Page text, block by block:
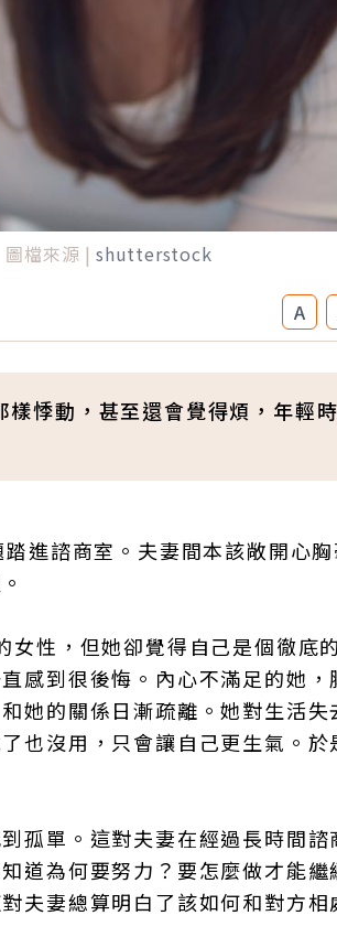
圖檔來源 | shutterstock
A
悸動，甚至還會覺得煩，年輕
進諮商室。夫妻間本該敞開心
性，但她卻覺得自己是個徹底
感到很後悔。內心不滿足的她，
她的關係日漸疏離。她對生活失
也沒用，只會讓自己更生氣。於
孤單。這對夫妻在經過長時間諮
道為何要努力？要怎麼做才能
夫妻總算明白了該如何和對方相